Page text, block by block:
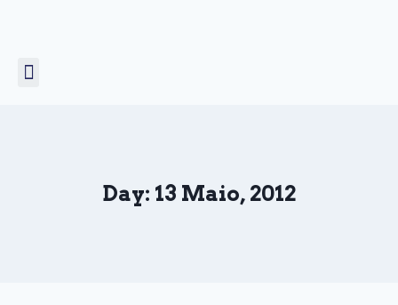
Day: 13 Maio, 2012